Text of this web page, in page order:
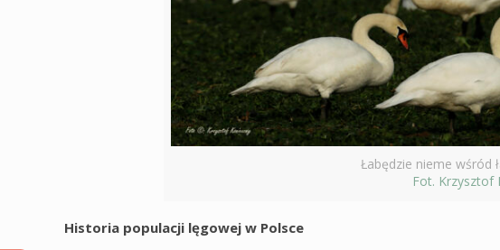
Łabędzie nieme wśród
Fot. Krzysztof
Historia populacji lęgowej w Polsce